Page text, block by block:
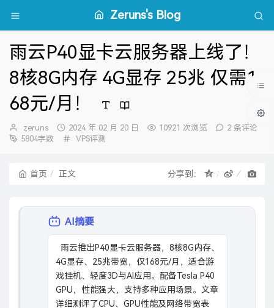
Zeruns's Blog
雨云P40显卡云服务器上线了！
8核8G内存 4G显存 25兆 仅需1
68元/月！
博
主：
zeruns
发
布
2024 年 02 月 20 日 10921 次浏览
2 条评论
5804字数
分
VPS评测
首页 正文 分享到：
AI摘要
4G显存、25兆带宽，仅168元/月，适合游
戏挂机、轻度3D与AI应用。配备Tesla P40
GPU，性能强大，支持多种应用场景。文章
详细测评了CPU、GPU性能及网络带宽表